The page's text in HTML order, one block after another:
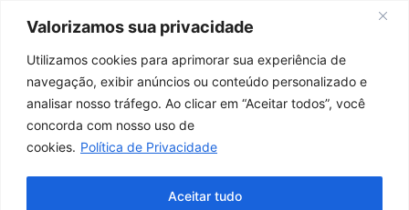
Valorizamos sua privacidade
Utilizamos cookies para aprimorar sua experiência de
navegação, exibir anúncios ou conteúdo personalizado e
analisar nosso tráfego. Ao clicar em “Aceitar todos”, você
concorda com nosso uso de
cookies. Política de Privacidade
Aceitar tudo
content
Home / Dicas / Jogo de panelas que não
descasca: guia definitivo de materiais
maciços
DICAS